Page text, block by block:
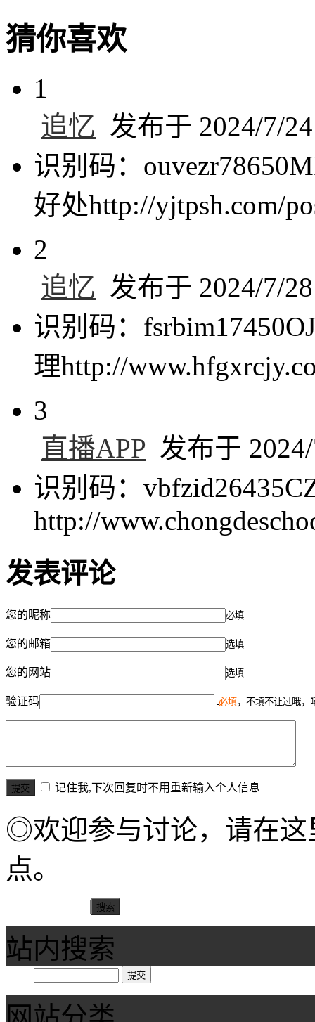
猜你喜欢
1
追忆 发布于 2024/7/
识别码：
好处http://yjtpsh.com/
2
追忆 发布于 2024/7/
识别码：
理http://
3
直播APP 发布于
识别码：
http://
发表评论
您的昵称 必填
您的邮箱 选填
您的网站 选填
验证码 必填，不填不让过哦，
记住我,下次回复时不用重新输入个人信息
◎欢迎参与讨论，请在这
点。
站内搜索